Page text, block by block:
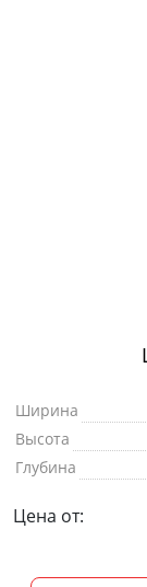
Ширина
Высота
Глубина
Цена от: